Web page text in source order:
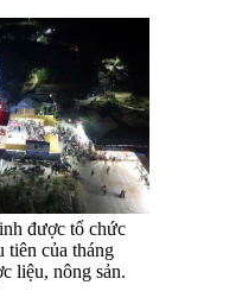
được tổ chức
tiên của tháng
liệu, nông sản.